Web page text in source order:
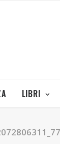
LIBRI